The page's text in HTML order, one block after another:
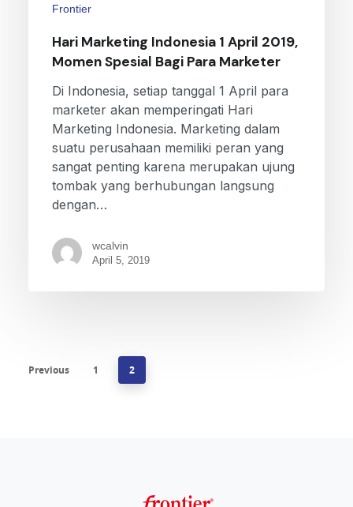
Frontier
Hari Marketing Indonesia 1 April 2019,
Momen Spesial Bagi Para Marketer
Di Indonesia, setiap tanggal 1 April para
marketer akan memperingati Hari
Marketing Indonesia. Marketing dalam
suatu perusahaan memiliki peran yang
sangat penting karena merupakan ujung
tombak yang berhubungan langsung
dengan…
wcalvin
April 5, 2019
Previous 1 2